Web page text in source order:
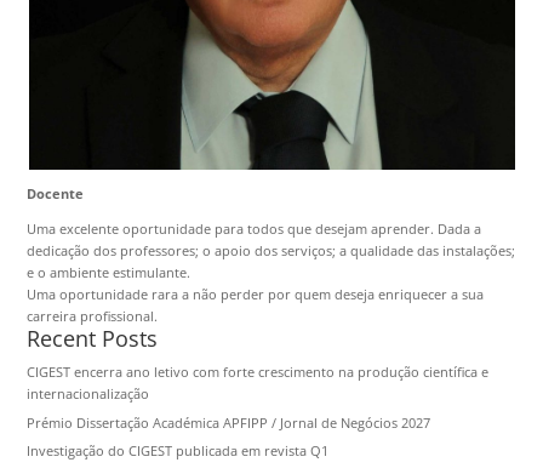
Docente
Uma excelente oportunidade para todos que desejam aprender. Dada a
dedicação dos professores; o apoio dos serviços; a qualidade das instalações;
e o ambiente estimulante.
Uma oportunidade rara a não perder por quem deseja enriquecer a sua
carreira profissional.
Recent Posts
CIGEST encerra ano letivo com forte crescimento na produção científica e
internacionalização
Prémio Dissertação Académica APFIPP / Jornal de Negócios 2027
Investigação do CIGEST publicada em revista Q1